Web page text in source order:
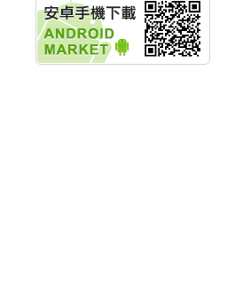
公告董事會決議發行員
工認股權
華旭先進:代重要子公司
碩通散熱股份有限公司